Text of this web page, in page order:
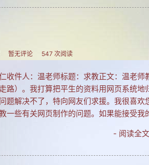
暂无评论 547 次阅读
收件人：温老师标题：求教正文：温老
路）。我打算把平生的资料用网页系统
题解决不了，特向网友们求援。我很喜
一些有关网页制作的问题。如果能接受我
- 阅读全